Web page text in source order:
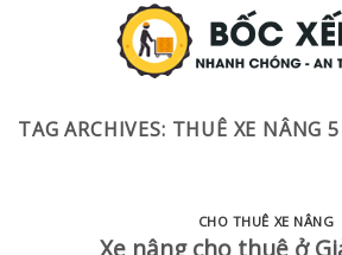
TAG ARCHIVES: THUÊ XE NÂNG
CHO THUÊ XE NÂNG
Xe nâng cho thuê ở